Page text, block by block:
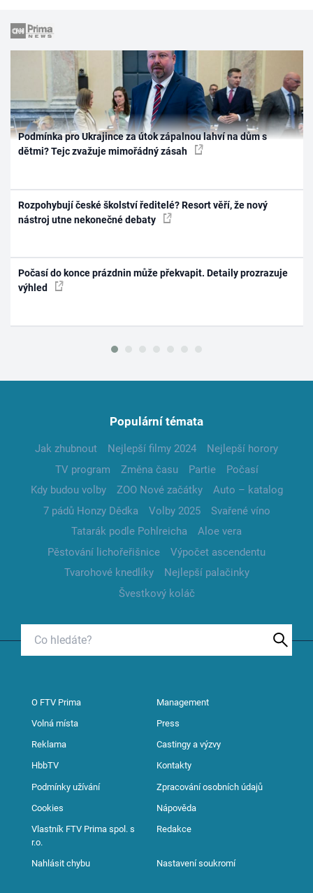
Podmínka pro Ukrajince za útok zápalnou lahví na dům s
dětmi? Tejc zvažuje mimořádný zásah
Rozpohybují české školství ředitelé? Resort věří, že nový
nástroj utne nekonečné debaty
Počasí do konce prázdnin může překvapit. Detaily prozrazuje
výhled
Populární témata
Jak zhubnout Nejlepší filmy 2024
Nejlepší horory
TV program
Změna času Partie
Počasí
Kdy budou volby
ZOO Nové začátky
Auto – katalog
7 pádů Honzy Dědka
Volby 2025
Svařené víno
Tatarák podle Pohlreicha
Aloe vera
Pěstování lichořeřišnice
Výpočet ascendentu
Tvarohové knedlíky
Nejlepší palačinky
Švestkový koláč
O FTV Prima Management
Volná místa Press
Reklama Castingy a výzvy
HbbTV Kontakty
Podmínky užívání Zpracování osobních údajů
Cookies Nápověda
Vlastník FTV Prima spol. s
r.o.
Redakce
Nahlásit chybu Nastavení soukromí